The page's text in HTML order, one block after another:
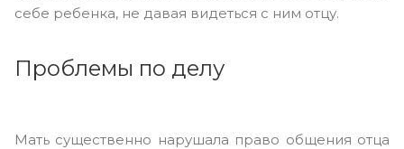
себе ребенка, не давая видеться с ним отцу.
Проблемы по делу
Мать существенно нарушала право общения отца